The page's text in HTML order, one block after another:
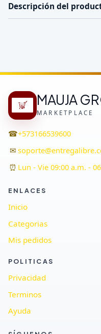
Descripción del
MAUJA
MARKETPLACE
☎+573166539600
✉
⏰ Lun - Vie 09:00 a.m. -
ENLACES
Inicio
Categorias
Mis pedidos
POLITICAS
Privacidad
Terminos
Ayuda